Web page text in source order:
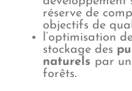
réserve de
objectifs de
l’optimisation
stockage des
naturels par
forêts.